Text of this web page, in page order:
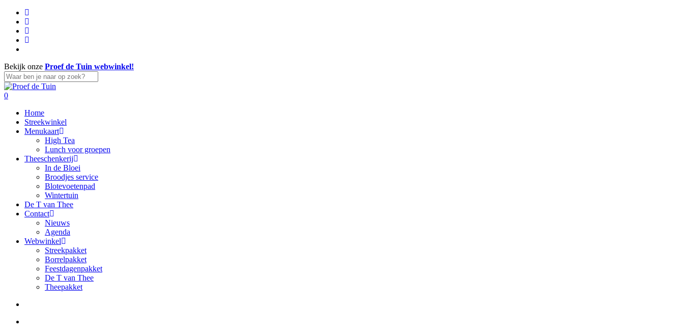
Skip
main
content
facebook
linkedin
instagram
whatsapp
Bekijk onze Proef de Tuin webwinkel!
Close
Search
search
account
0
Home
Streekwinkel
Menukaart
High Tea
Lunch voor groepen
Theeschenkerij
In de Bloei
Broodjes service
Blotevoetenpad
Wintertuin
De T van Thee
Contact
Nieuws
Agenda
Webwinkel
Streekpakket
Borrelpakket
Feestdagenpakket
De T van Thee
Theepakket